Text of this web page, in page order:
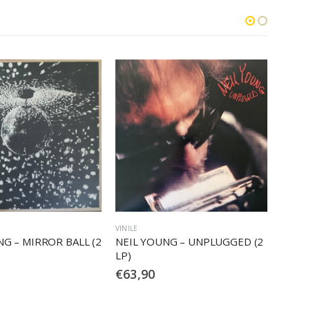
– MIRROR BALL (2
VINILE
NEIL YOUNG – UNPLUGGED (2
LP)
€63,90